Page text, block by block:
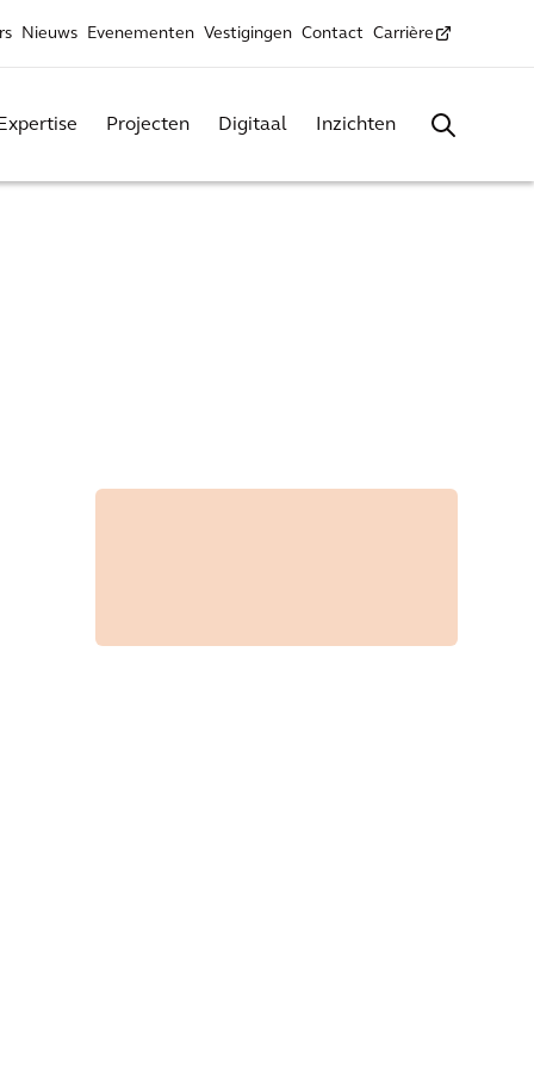
Nieuws Evenementen Vestigingen Contact Carrière
Projecten Digitaal Inzichten